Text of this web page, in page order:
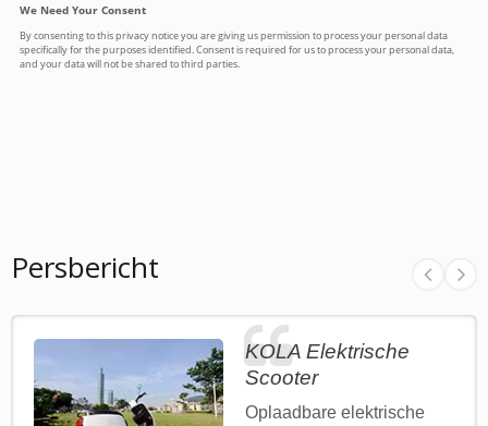
Persbericht
KOLA Elektrische
Scooter
Oplaadbare elektrische